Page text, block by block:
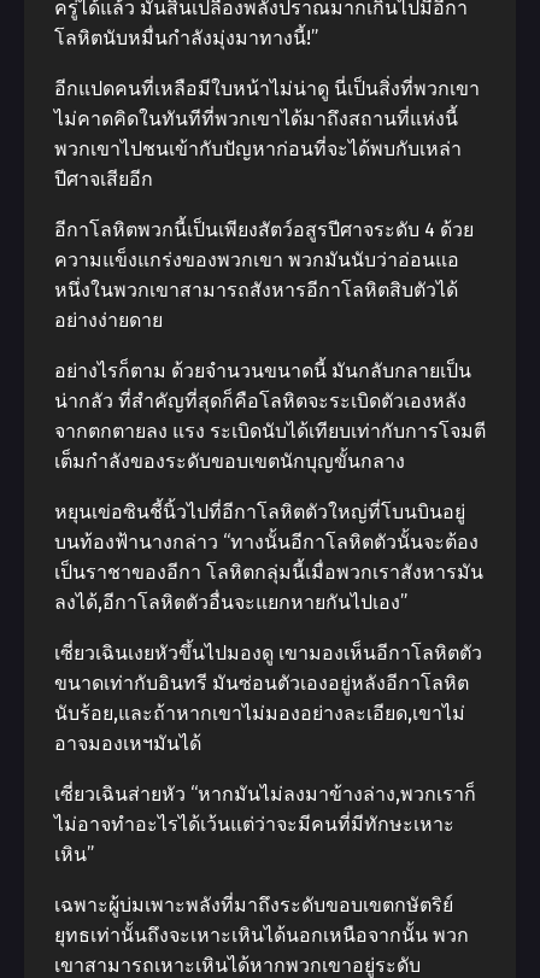
ครู่ได้แล้ว มันสิ้นเปลืองพลังปราณมากเกินไปมีอีกา
โลหิตนับหมื่นกําลังมุ่งมาทางนี้!”
อีกแปดคนที่เหลือมีใบหน้าไม่น่าดู นี่เป็นสิ่งที่พวกเขา
ไม่คาดคิดในทันทีที่พวกเขาได้มาถึงสถานที่แห่งนี้
พวกเขาไปชนเข้ากับปัญหาก่อนที่จะได้พบกับเหล่า
ปีศาจเสียอีก
อีกาโลหิตพวกนี้เป็นเพียงสัตว์อสูรปีศาจระดับ 4 ด้วย
ความแข็งแกร่งของพวกเขา พวกมันนับว่าอ่อนแอ
หนึ่งในพวกเขาสามารถสังหารอีกาโลหิตสิบตัวได้
อย่างง่ายดาย
อย่างไรก็ตาม ด้วยจํานวนขนาดนี้ มันกลับกลายเป็น
น่ากลัว ที่สําคัญที่สุดก็คือโลหิตจะระเบิดตัวเองหลัง
จากตกตายลง แรง ระเบิดนับได้เทียบเท่ากับการโจมตี
เต็มกําลังของระดับขอบเขตนักบุญขั้นกลาง
หยุนเข่อซินชี้นิ้วไปที่อีกาโลหิตตัวใหญ่ที่โบนบินอยู่
บนท้องฟ้านางกล่าว “ทางนั้นอีกาโลหิตตัวนั้นจะต้อง
เป็นราชาของอีกา โลหิตกลุ่มนี้เมื่อพวกเราสังหารมัน
ลงได้,อีกาโลหิตตัวอื่นจะแยกหายกันไปเอง”
เซี่ยวเฉินเงยหัวขึ้นไปมองดู เขามองเห็นอีกาโลหิตตัว
ขนาดเท่ากับอินทรี มันซ่อนตัวเองอยู่หลังอีกาโลหิต
นับร้อย,และถ้าหากเขาไม่มองอย่างละเอียด,เขาไม่
อาจมองเหฯมันได้
เซี่ยวเฉินส่ายหัว “หากมันไม่ลงมาข้างล่าง,พวกเราก็
ไม่อาจทําอะไรได้เว้นแต่ว่าจะมีคนที่มีทักษะเหาะ
เหิน”
เฉพาะผู้บ่มเพาะพลังที่มาถึงระดับขอบเขตกษัตริย์
ยุทธเท่านั้นถึงจะเหาะเหินได้นอกเหนือจากนั้น พวก
เขาสามารถเหาะเหินได้หากพวกเขาอยู่ระดับ